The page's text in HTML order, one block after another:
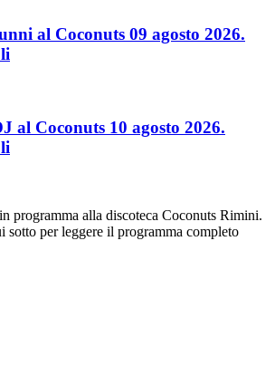
al Coconuts 09 agosto 2026.
al Coconuts 10 agosto 2026.
programma alla discoteca Coconuts Rimini.
sotto per leggere il programma completo